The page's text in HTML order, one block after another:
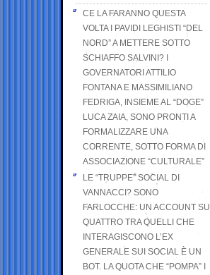
CE LA FARANNO QUESTA
VOLTA I PAVIDI LEGHISTI “DEL
NORD” A METTERE SOTTO
SCHIAFFO SALVINI? I
GOVERNATORI ATTILIO
FONTANA E MASSIMILIANO
FEDRIGA, INSIEME AL “DOGE”
LUCA ZAIA, SONO PRONTI A
FORMALIZZARE UNA
CORRENTE, SOTTO FORMA DI
ASSOCIAZIONE “CULTURALE”
LE “TRUPPE” SOCIAL DI
VANNACCI? SONO
FARLOCCHE: UN ACCOUNT SU
QUATTRO TRA QUELLI CHE
INTERAGISCONO L’EX
GENERALE SUI SOCIAL È UN
BOT. LA QUOTA CHE “POMPA” I